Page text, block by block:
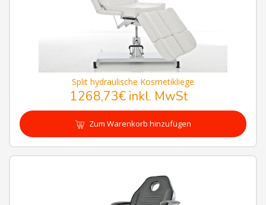
Split hydraulische Kosmetikliege
1268,73€ inkl. MwSt
Zum Warenkorb hinzufügen